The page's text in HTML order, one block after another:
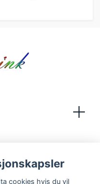
cookies hvis du vil